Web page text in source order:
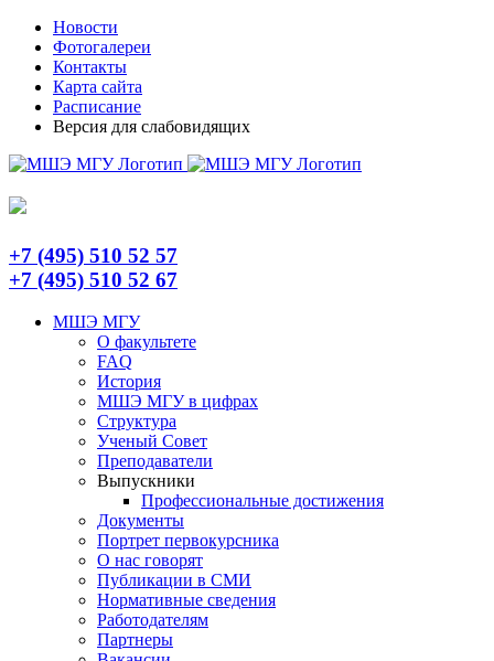
Skip
content
TelegramНовости
Фотогалереи
Контакты
Карта сайта
Расписание
Версия для слабовидящих
+7 (495) 510 52 57
+7 (495) 510 52 67
МШЭ МГУ
О факультете
FAQ
История
МШЭ МГУ в цифрах
Структура
Ученый Совет
Преподаватели
Выпускники
Профессиональные достижения
Документы
Портрет первокурсника
О нас говорят
Публикации в СМИ
Нормативные сведения
Работодателям
Партнеры